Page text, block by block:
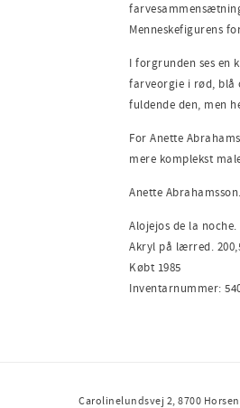
Menneskefigurens
I forgrunden ses en
farveorgie i rød, blå
fuldende den, men
For Anette
mere komplekst
Anette Abrahamsson.
Alojejos de la noche.
Akryl på lærred.
Købt 1985
Inventarnummer:
Carolinelundsvej 2, 8700